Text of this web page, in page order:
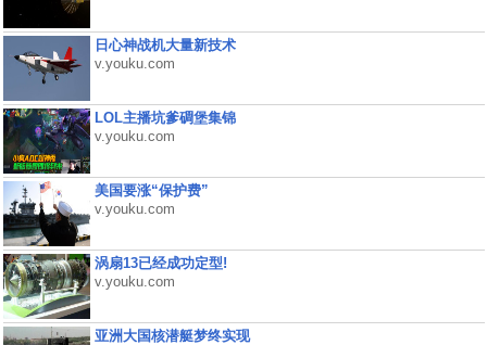
日心神战机大量新技术
v.youku.com
LOL主播坑爹碉堡集锦
v.youku.com
美国要涨“保护费”
v.youku.com
涡扇13已经成功定型!
v.youku.com
亚洲大国核潜艇梦终实现